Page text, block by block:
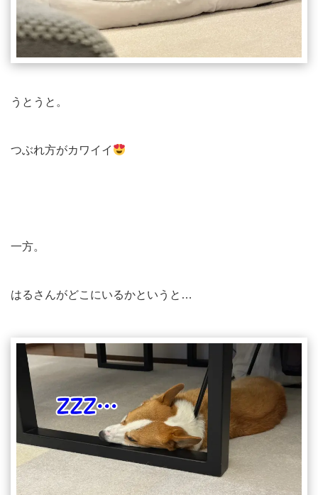
うとうと。
つぶれ方がカワイイ
一方。
はるさんがどこにいるかというと…